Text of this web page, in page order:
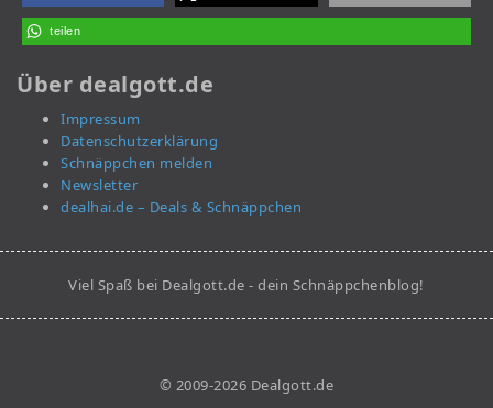
teilen
Über dealgott.de
Impressum
Datenschutzerklärung
Schnäppchen melden
Newsletter
dealhai.de – Deals & Schnäppchen
Viel Spaß bei Dealgott.de - dein Schnäppchenblog!
© 2009-2026 Dealgott.de